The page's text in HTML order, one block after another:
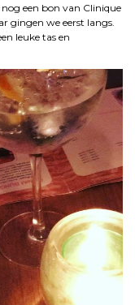
een bon van Clinique
gingen we eerst langs.
leuke tas en